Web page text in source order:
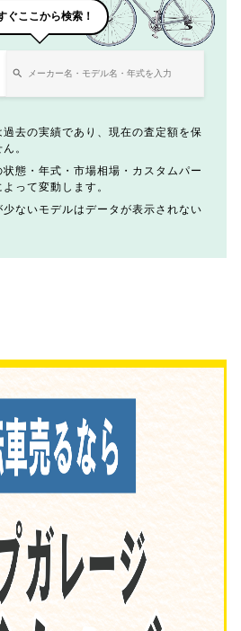
ぐここから検索！
去の実績であり、現在の査定額を保
。
態・年式・市場相場・カスタムパー
って変動します。
ないモデルはデータが表示されない